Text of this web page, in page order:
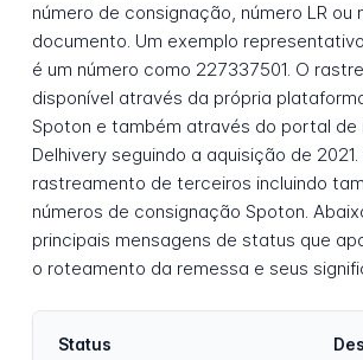
número de consignação, número LR ou
documento. Um exemplo
é um número como 227337501. O
disponível através da própria
Spoton e também através do portal
Delhivery seguindo a aquisição de
rastreamento de terceiros incluindo
números de consignação Spoton.
principais mensagens de status que
o roteamento da remessa e seus
Status